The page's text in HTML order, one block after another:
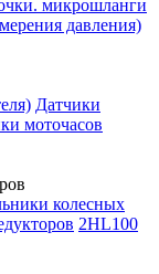
микрошланги
давления)
Датчики
моточасов
колесных
2HL100